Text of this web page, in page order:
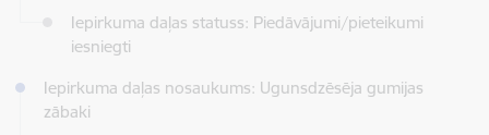
Iepirkuma daļas statuss: Piedāvājumi/pieteikumi
iesniegti
Iepirkuma daļas nosaukums: Ugunsdzēsēja gumijas
zābaki